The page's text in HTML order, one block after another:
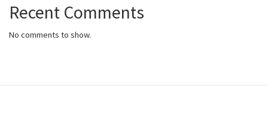
Recent Comments
No comments to show.